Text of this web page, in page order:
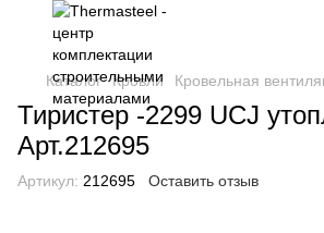
Каталог Кровли Кровельная
Тиристер -2299 UCJ
Арт.212695
Артикул: 212695 Оставить отзыв